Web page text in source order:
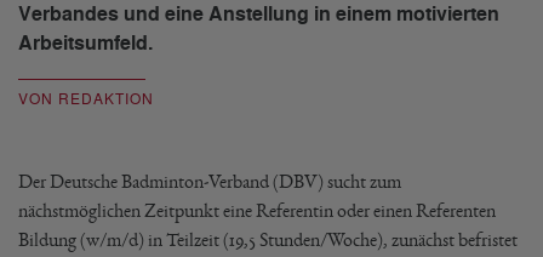
Verbandes und eine Anstellung in einem motivierten
Arbeitsumfeld.
VON REDAKTION
Der Deutsche Badminton-Verband (DBV) sucht zum
nächstmöglichen Zeitpunkt eine Referentin oder einen Referenten
Bildung (w/m/d) in Teilzeit (19,5 Stunden/Woche), zunächst befristet